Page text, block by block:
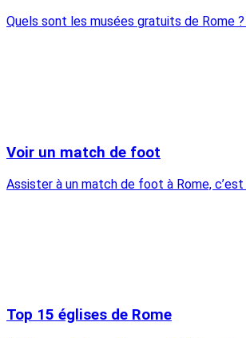
Quels sont les musées gratuits de Rome
Voir un match de foot
Assister à un match de foot à Rome, c’est
Top 15 églises de Rome